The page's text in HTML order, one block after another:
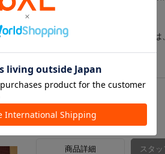
います。
※実際の店舗在庫につきましては
商品詳細 スタ